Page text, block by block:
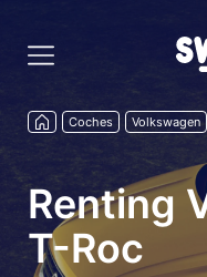
Coches Volkswagen
Renting
T-Roc